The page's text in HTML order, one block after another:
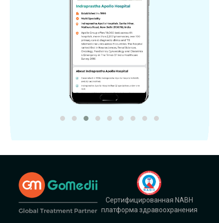
Сертифицированная NABH
платформа здравоохранения